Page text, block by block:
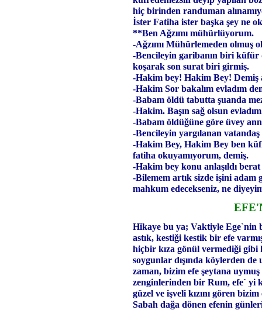
hiç birinden randuman
İster Fatiha ister başka şey ne
**Ben Ağzımı mühürlüyorum.
-Ağzımı Mühürlemeden olmuş
-Bencileyin garibanın biri küfür
koşarak son surat biri girmiş.
-Hakim bey! Hakim Bey!
-Hakim Sor bakalım evladım
-Babam öldü tabutta şuanda
-Hakim. Başın sağ olsun
-Babam öldüğüne göre üvey
-Bencileyin yargılanan vatandaş
-Hakim Bey, Hakim Bey ben
fatiha okuyamıyorum, demiş.
-Hakim bey konu anlaşıldı berat
-Bilemem artık sizde işini adam
mahkum edecekseniz, ne
Hikaye bu ya; Vaktiyle Ege`nin
astık, kestiği kestik bir efe
hiçbir kıza gönül vermediği gibi
soygunlar dışında köylerden de
zaman, bizim efe şeytana
zenginlerinden bir Rum, efe` yi
güzel ve işveli kızını gören
Sabah dağa dönen efenin